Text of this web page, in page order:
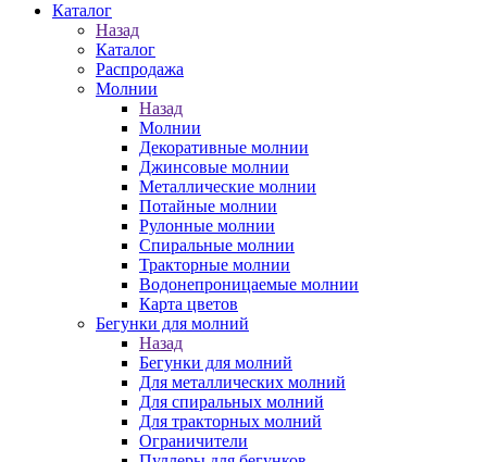
Каталог
Назад
Каталог
Распродажа
Молнии
Назад
Молнии
Декоративные молнии
Джинсовые молнии
Металлические молнии
Потайные молнии
Рулонные молнии
Спиральные молнии
Тракторные молнии
Водонепроницаемые молнии
Карта цветов
Бегунки для молний
Назад
Бегунки для молний
Для металлических молний
Для спиральных молний
Для тракторных молний
Ограничители